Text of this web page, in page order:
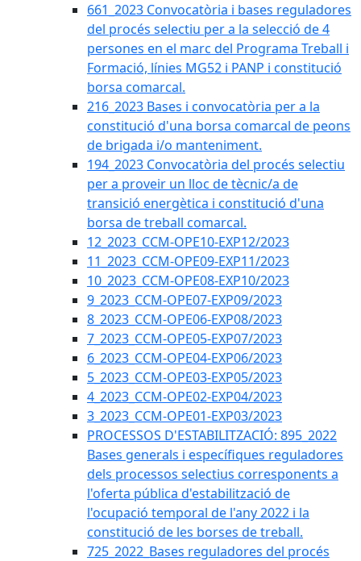
661_2023 Convocatòria i bases reguladores
del procés selectiu per a la selecció de 4
persones en el marc del Programa Treball i
Formació, línies MG52 i PANP i constitució
borsa comarcal.
216_2023 Bases i convocatòria per a la
constitució d'una borsa comarcal de peons
de brigada i/o manteniment.
194_2023 Convocatòria del procés selectiu
per a proveir un lloc de tècnic/a de
transició energètica i constitució d'una
borsa de treball comarcal.
12_2023_CCM-OPE10-EXP12/2023
11_2023_CCM-OPE09-EXP11/2023
10_2023_CCM-OPE08-EXP10/2023
9_2023_CCM-OPE07-EXP09/2023
8_2023_CCM-OPE06-EXP08/2023
7_2023_CCM-OPE05-EXP07/2023
6_2023_CCM-OPE04-EXP06/2023
5_2023_CCM-OPE03-EXP05/2023
4_2023_CCM-OPE02-EXP04/2023
3_2023_CCM-OPE01-EXP03/2023
PROCESSOS D'ESTABILITZACIÓ: 895_2022
Bases generals i específiques reguladores
dels processos selectius corresponents a
l'oferta pública d'estabilització de
l'ocupació temporal de l'any 2022 i la
constitució de les borses de treball.
725_2022_Bases reguladores del procés